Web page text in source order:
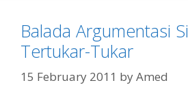
Balada Argumentasi
Tertukar-Tukar
15 February 2011 byAmed